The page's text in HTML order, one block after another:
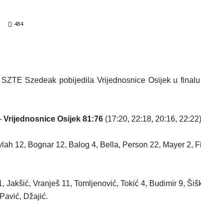
484
Szedeak pobijedila Vrijednosnice Osijek u
Vrijednosnice Osijek 81:76 (17:20, 22:18, 20:16, 22:22)
12, Bognar 12, Balog 4, Bella, Person 22, Mayer 2,
Jakšić, Vranješ 11, Tomljenović, Tokić 4, Budimir 9,
Džajić.